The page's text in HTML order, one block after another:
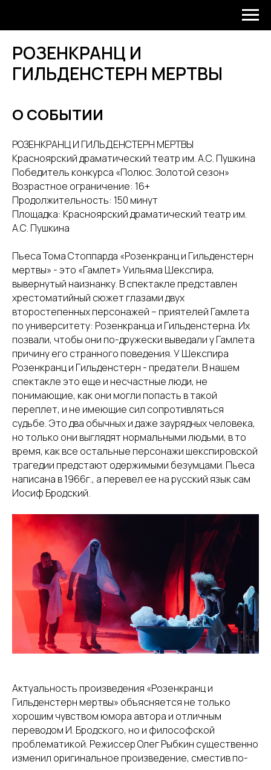
РОЗЕНКРАНЦ И
ГИЛЬДЕНСТЕРН МЕРТВЫ
О СОБЫТИИ
РОЗЕНКРАНЦ И ГИЛЬДЕНСТЕРН МЕРТВЫ
Красноярский драматический театр им. А.С. Пушкина
Победитель конкурса «Полюс. Золотой сезон»
Возрастное ограничение: 16+
Продолжительность: 150 минут
Площадка: Красноярский драматический театр им.
А.С. Пушкина
Пьеса Тома Стоппарда «Розенкранц и Гильденстерн
мертвы» - это «Гамлет» Уильяма Шекспира,
вывернутый наизнанку. В спектакле представлен
хрестоматийный сюжет глазами двух
второстепенных персонажей – приятелей Гамлета
по университету: Розенкранца и Гильденстерна. Их
позвали, чтобы они по-дружески выведали у Гамлета
причину его странного поведения. У Шекспира
Розенкранц и Гильденстерн - предатели. В нашем
спектакле это еще и несчастные люди, не
понимающие, как они могли попасть в такой
переплет, и не имеющие сил сопротивляться
судьбе. Это два обычных и даже заурядных человека,
но только они выглядят нормальными людьми, в то
время, как все остальные персонажи шекспировской
трагедии предстают одержимыми безумцами. Пьеса
написана в 1966г., а перевел ее на русский язык сам
Иосиф Бродский.
Актуальность произведения «Розенкранц и
Гильденстерн мертвы» объясняется не только
хорошим чувством юмора автора и отличным
переводом И. Бродского, но и философской
проблематикой. Режиссер Олег Рыбкин существенно
изменил оригинальное произведение, сместив по-